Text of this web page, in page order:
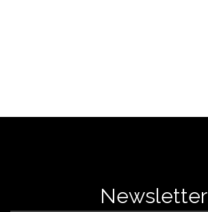
Newsletter